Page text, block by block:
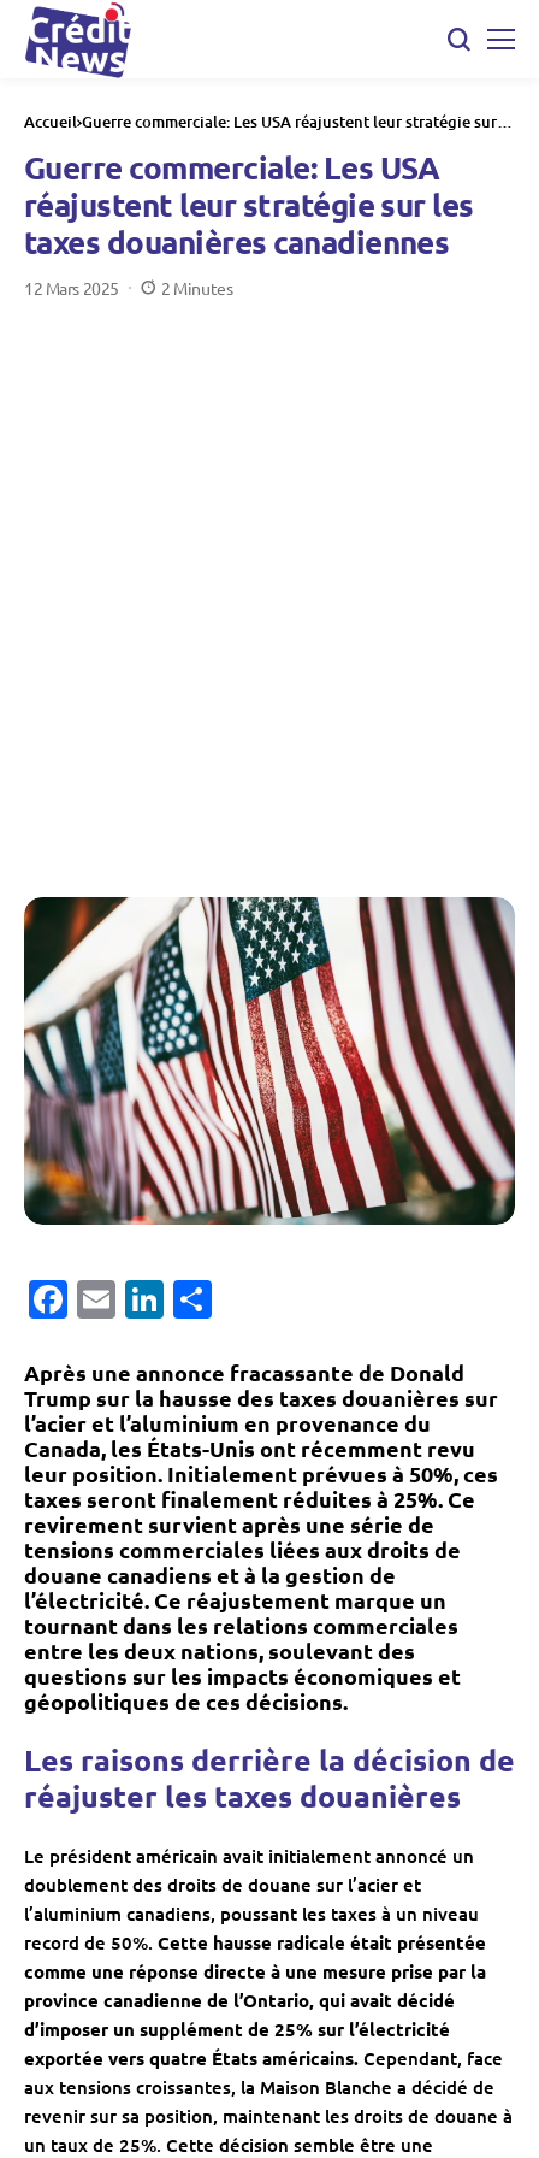
Accueil Guerre commerciale: Les USA réajustent leur stratégie sur
les taxes douanières canadiennes
Guerre commerciale: Les USA
réajustent leur stratégie sur les
taxes douanières canadiennes
12 Mars 2025 2 Minutes
Facebook
EmailLinkedIn
Après une annonce fracassante de Donald
Trump sur la hausse des taxes douanières sur
l’acier et l’aluminium en provenance du
Canada, les États-Unis ont récemment revu
leur position. Initialement prévues à 50%, ces
taxes seront finalement réduites à 25%. Ce
revirement survient après une série de
tensions commerciales liées aux droits de
douane canadiens et à la gestion de
l’électricité. Ce réajustement marque un
tournant dans les relations commerciales
entre les deux nations, soulevant des
questions sur les impacts économiques et
géopolitiques de ces décisions.
Les raisons derrière la décision de
réajuster les taxes douanières
Le président américain avait initialement annoncé un
doublement des droits de douane sur l’acier et
l’aluminium canadiens, poussant les taxes à un niveau
record de 50%. Cette hausse radicale était présentée
comme une réponse directe à une mesure prise par la
province canadienne de l’Ontario, qui avait décidé
d’imposer un supplément de 25% sur l’électricité
exportée vers quatre États américains. Cependant, face
aux tensions croissantes, la Maison Blanche a décidé de
revenir sur sa position, maintenant les droits de douane à
un taux de 25%. Cette décision semble être une